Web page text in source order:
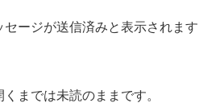
ージが送信済みと表示されます
までは未読のままです。